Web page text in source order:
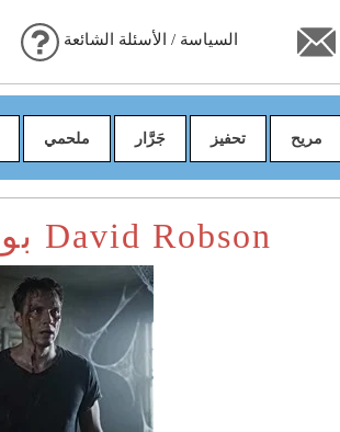
السياسة / الأسئلة الشائعة
ملحمي جَرَّار تحفيز مريح
تحميل "Police Raid" بواسطة David Robson